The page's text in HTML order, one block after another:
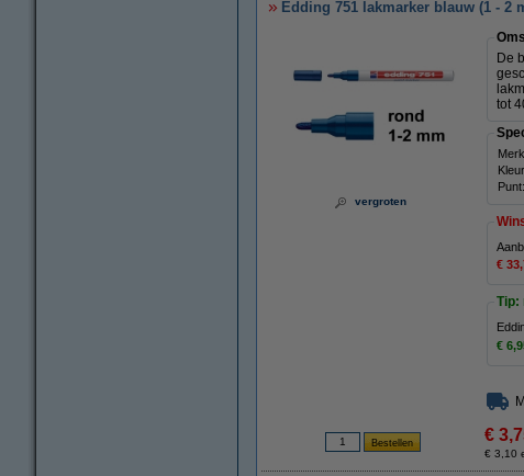
Edding 751 lakmarker blauw (1 - 2
vergroten
De
tot
Punt:
€
Tip:
€
€
€ 3,10